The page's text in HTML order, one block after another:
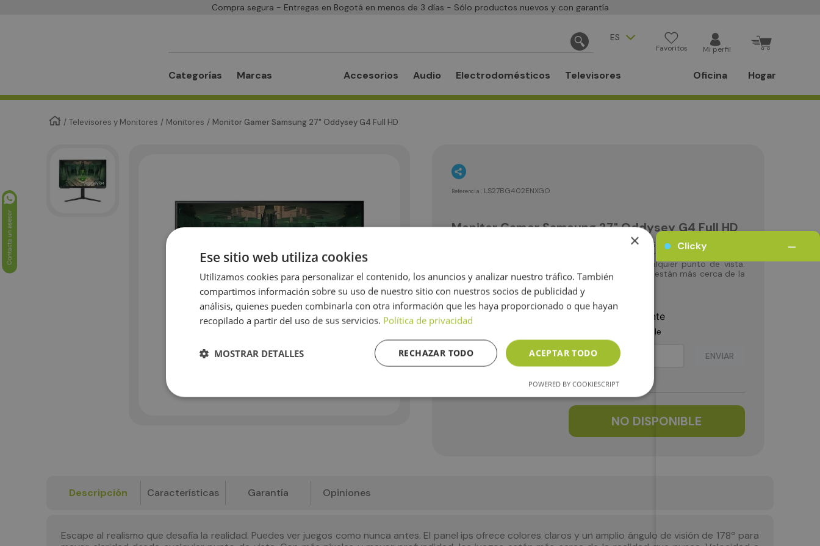
Compra segura - Entregas en Bogotá en menos de 3 días - Sólo productos nuevos y con garantía
ES
Favoritos Mi perfil
Categorías Marcas Accesorios Audio Electrodomésticos Televisores Oficina Hogar
Televisores y Monitores Monitores Monitor Gamer Samsung 27" Oddysey G4 Full HD
Referencia : LS27BG402ENXGO
Monitor Gamer Samsung 27" Oddysey G4 Full HD
Escápate al realismo que desafía la realidad. Se pueden ver juegos
como nunca antes. El panel IPS ofrece colores claros y un amplio ángulo
de visión de 178° para mayor claridad desde cualquier punto de vista.
Con más píxeles y mayor profundidad, los juegos están más cerca de la
realidad que nunca.
Cargando comentarios…
Este producto no está disponible actualmente
Quiero saber cuando este producto está disponible
ENVIAR
NO DISPONIBLE
Descripción Características Garantía Opiniones
Escape al realismo que desafía la realidad. Puedes ver juegos como nunca antes. El panel ips ofrece colores claros y un amplio ángulo de visión de 178º para
Clicky –
×
Ese sitio web utiliza cookies
Utilizamos cookies para personalizar el contenido, los anuncios y analizar nuestro tráfico. También
compartimos información sobre su uso de nuestro sitio con nuestros socios de publicidad y
análisis, quienes pueden combinarla con otra información que les haya proporcionado o que hayan
recopilado a partir del uso de sus servicios. Política de privacidad
ACEPTAR TODO
RECHAZAR TODO
MOSTRAR DETALLES
POWERED BY COOKIESCRIPT